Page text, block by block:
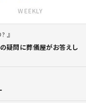
WEEKLY
の疑問に葬儀屋がお答えし